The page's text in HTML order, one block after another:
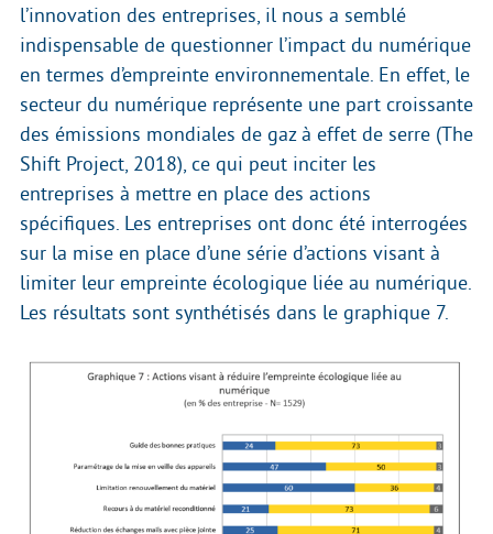
l’innovation des entreprises, il nous a semblé
indispensable de questionner l’impact du numérique
en termes d’empreinte environnementale. En effet, le
secteur du numérique représente une part croissante
des émissions mondiales de gaz à effet de serre (The
Shift Project, 2018), ce qui peut inciter les
entreprises à mettre en place des actions
spécifiques. Les entreprises ont donc été interrogées
sur la mise en place d’une série d’actions visant à
limiter leur empreinte écologique liée au numérique.
Les résultats sont synthétisés dans le graphique 7.